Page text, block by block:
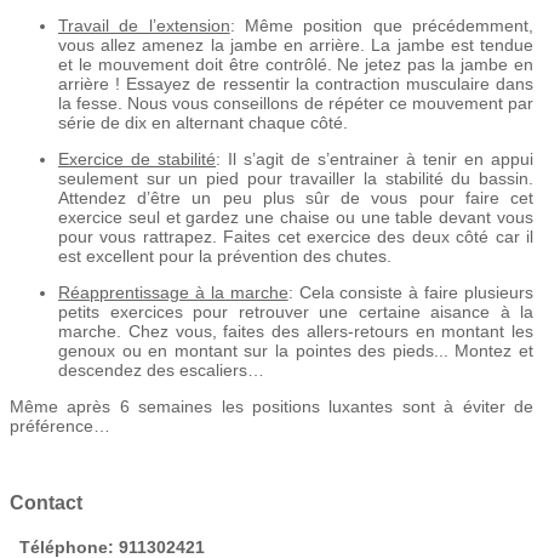
Travail de l’extension: Même position que précédemment,
vous allez amenez la jambe en arrière. La jambe est tendue
et le mouvement doit être contrôlé. Ne jetez pas la jambe en
arrière ! Essayez de ressentir la contraction musculaire dans
la fesse. Nous vous conseillons de répéter ce mouvement par
série de dix en alternant chaque côté.
Exercice de stabilité: Il s’agit de s’entrainer à tenir en appui
seulement sur un pied pour travailler la stabilité du bassin.
Attendez d’être un peu plus sûr de vous pour faire cet
exercice seul et gardez une chaise ou une table devant vous
pour vous rattrapez. Faites cet exercice des deux côté car il
est excellent pour la prévention des chutes.
Réapprentissage à la marche: Cela consiste à faire plusieurs
petits exercices pour retrouver une certaine aisance à la
marche. Chez vous, faites des allers-retours en montant les
genoux ou en montant sur la pointes des pieds... Montez et
descendez des escaliers…
Même après 6 semaines les positions luxantes sont à éviter de
préférence…
Contact
Téléphone: 911302421